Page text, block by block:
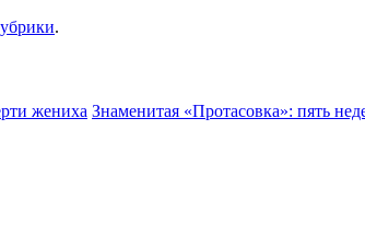
.
жениха Знаменитая «Протасовка»: пять